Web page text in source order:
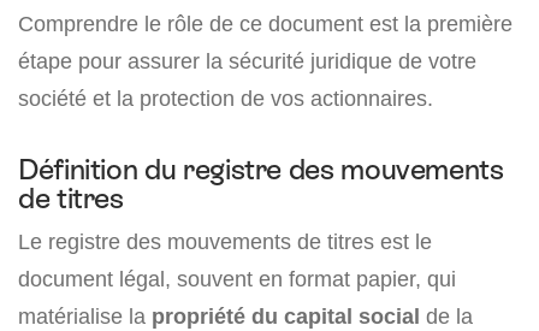
Comprendre le rôle de ce document est la première
étape pour assurer la sécurité juridique de votre
société et la protection de vos actionnaires.
Définition du registre des mouvements
de titres
Le registre des mouvements de titres est le
document légal, souvent en format papier, qui
matérialise la propriété du capital social de la